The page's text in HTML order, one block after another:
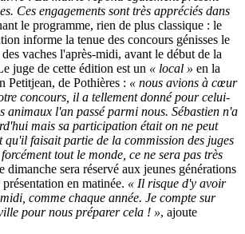
Ces engagements sont très appréciés dans
le programme, rien de plus classique : le
informe la tenue des concours génisses le
vaches l'après-midi, avant le début de la
juge de cette édition est un « local » en la
Petitjean, de Pothières : « nous avions à cœur
concours, il a tellement donné pour celui-
animaux l'an passé parmi nous. Sébastien n'a
mais sa participation était on ne peut
qu'il faisait partie de la commission des juges
tout le monde, ce ne sera pas très
dimanche sera réservé aux jeunes générations
en matinée. « Il risque d'y avoir
comme chaque année. Je compte sur
pour nous préparer cela ! », ajoute